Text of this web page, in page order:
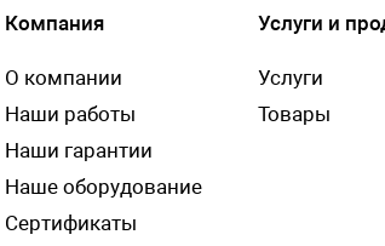
Компания
О компании
Наши работы
Наши гарантии
Наше оборудование
Сертификаты
Услуги и
Услуги
Товары